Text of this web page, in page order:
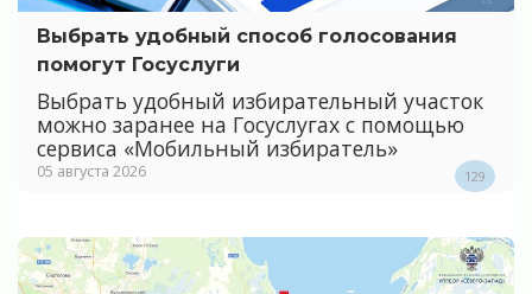
Выбрать удобный способ голосования
помогут Госуслуги
Выбрать удобный избирательный участок
можно заранее на Госуслугах с помощью
сервиса «Мобильный избиратель»
05 августа 2026 129